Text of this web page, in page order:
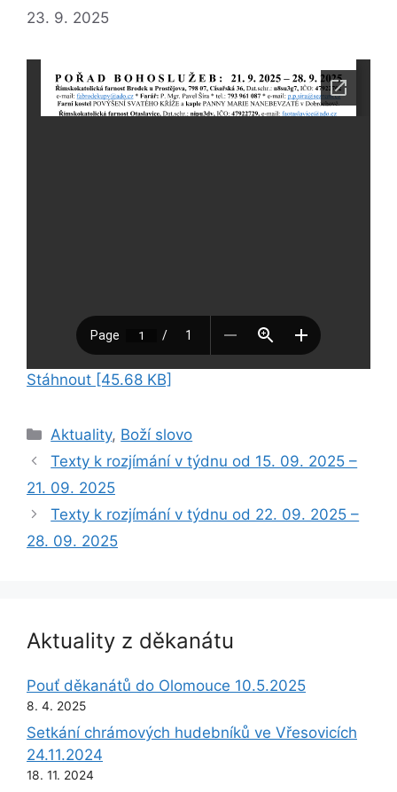
23. 9. 2025
Stáhnout [45.68 KB]
Rubriky
Aktuality, Boží slovo
Texty k rozjímání v týdnu od 15. 09. 2025 –
21. 09. 2025
Texty k rozjímání v týdnu od 22. 09. 2025 –
28. 09. 2025
Aktuality z děkanátu
Pouť děkanátů do Olomouce 10.5.2025
8. 4. 2025
Setkání chrámových hudebníků ve Vřesovicích
24.11.2024
18. 11. 2024